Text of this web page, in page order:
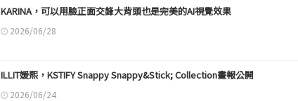
KARINA，可以用臉正面交鋒大背頭也是完美的AI視覺效果
2026/06/28
ILLIT媛熙，KSTIFY Snappy Snappy&Stick; Collection畫報公開
2026/06/24